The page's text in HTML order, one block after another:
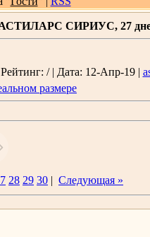
АСТИЛАРС СИРИУС, 27
/ | Дата: 12-Апр-19 |
размере
28 29 30 | Следующая »